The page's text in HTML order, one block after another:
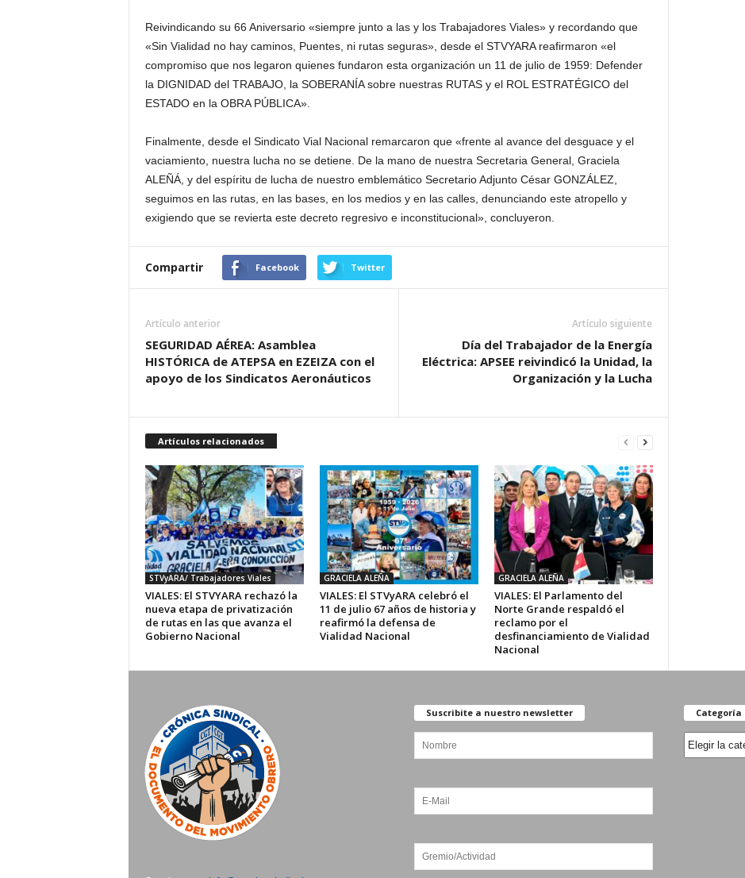
Reivindicando su 66 Aniversario «siempre junto a las y los Trabajadores Viales» y recordando que
«Sin Vialidad no hay caminos, Puentes, ni rutas seguras», desde el STVYARA reafirmaron «el
compromiso que nos legaron quienes fundaron esta organización un 11 de julio de 1959: Defender
la DIGNIDAD del TRABAJO, la SOBERANÍA sobre nuestras RUTAS y el ROL ESTRATÉGICO del
ESTADO en la OBRA PÚBLICA».
Finalmente, desde el Sindicato Vial Nacional remarcaron que «frente al avance del desguace y el
vaciamiento, nuestra lucha no se detiene. De la mano de nuestra Secretaria General, Graciela
ALEÑÁ, y del espíritu de lucha de nuestro emblemático Secretario Adjunto César GONZÁLEZ,
seguimos en las rutas, en las bases, en los medios y en las calles, denunciando este atropello y
exigiendo que se revierta este decreto regresivo e inconstitucional», concluyeron.
Compartir Facebook Twitter
Artículo anterior
SEGURIDAD AÉREA: Asamblea
HISTÓRICA de ATEPSA en EZEIZA con el
apoyo de los Sindicatos Aeronáuticos
Artículo siguiente
Día del Trabajador de la Energía
Eléctrica: APSEE reivindicó la Unidad, la
Organización y la Lucha
Artículos relacionados
STVyARA/ Trabajadores Viales
VIALES: El STVYARA rechazó la
nueva etapa de privatización
de rutas en las que avanza el
Gobierno Nacional
GRACIELA ALEÑA
VIALES: El STVyARA celebró el
11 de julio 67 años de historia y
reafirmó la defensa de
Vialidad Nacional
GRACIELA ALEÑA
VIALES: El Parlamento del
Norte Grande respaldó el
reclamo por el
desfinanciamiento de Vialidad
Nacional
Suscribite a nuestro newsletter Categoría
Categoría